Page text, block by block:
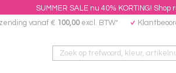
SUMMER SALE nu 40% KORTING!
vanaf € 100,00excl. BTW*